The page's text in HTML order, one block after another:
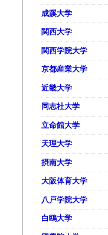
成蹊大学
関西大学
関西学院大学
京都産業大学
近畿大学
同志社大学
立命館大学
天理大学
摂南大学
大阪体育大学
八戸学院大学
白鴎大学